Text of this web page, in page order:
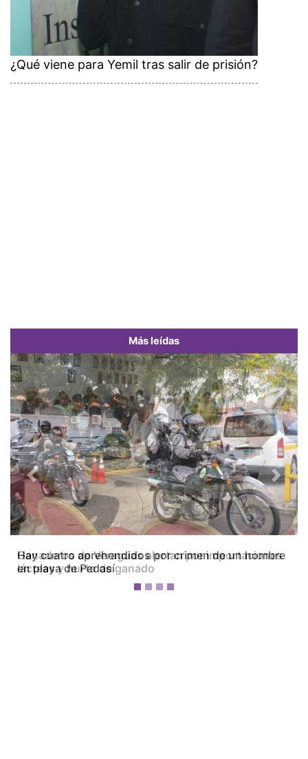
¿Qué viene para Yemil tras salir de prisión?
Más leídas
Ganaderos de Veraguas alertan por importaciones
lácteas y hurto de ganado
Previous Next